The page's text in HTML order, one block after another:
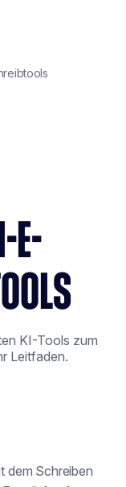
E-
KI-Tools zum
Leitfaden.
dem Schreiben